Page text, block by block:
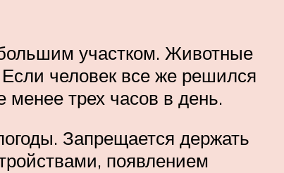
участком. Животные
Если человек все же решился
менее трех часов в день.
Запрещается держать
появлением